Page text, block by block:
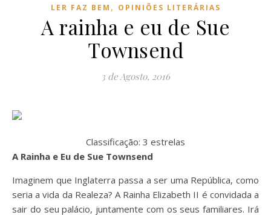
LER FAZ BEM , OPINIÕES LITERÁRIAS
A rainha e eu de Sue
Townsend
3 de Agosto, 2016
Classificação: 3 estrelas
A Rainha e Eu de Sue Townsend
Imaginem que Inglaterra passa a ser uma República, como
seria a vida da Realeza? A Rainha Elizabeth II é convidada a
sair do seu palácio, juntamente com os seus familiares. Irá